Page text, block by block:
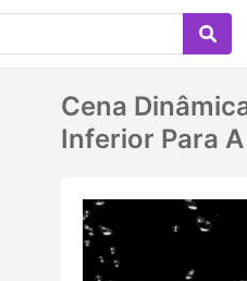
Cena
Inferior Para